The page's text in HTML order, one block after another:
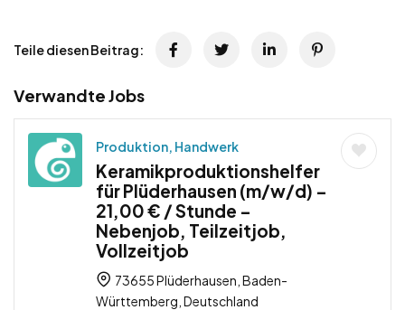
Teile diesen Beitrag:
Verwandte Jobs
Produktion, Handwerk
Keramikproduktionshelfer
für Plüderhausen (m/w/d) –
21,00 € / Stunde –
Nebenjob, Teilzeitjob,
Vollzeitjob
73655 Plüderhausen, Baden-
Württemberg, Deutschland